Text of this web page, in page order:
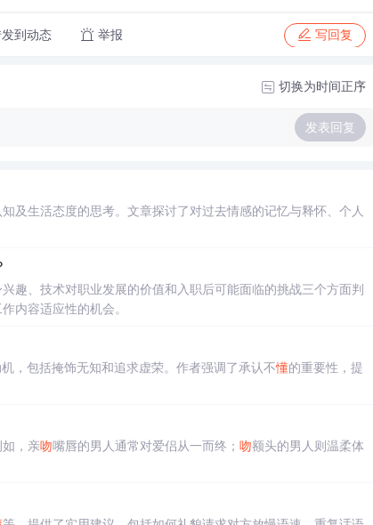
到动态 举报 写回复
切换为时间正序
发表回复
及生活态度的思考。文章探讨了对过去情感的记忆与释怀、个人
趣、技术对职业发展的价值和入职后可能面临的挑战三个方面判
内容适应性的机会。
，包括掩饰无知和追求虚荣。作者强调了承认不懂的重要性，提
，亲吻嘴唇的男人通常对爱侣从一而终； 吻额头的男人则温柔体